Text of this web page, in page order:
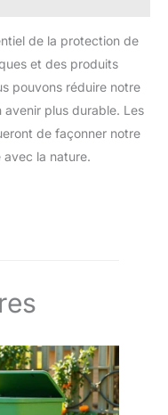
de la protection de
et des produits
pouvons réduire notre
plus durable. Les
de façonner notre
avec la nature.